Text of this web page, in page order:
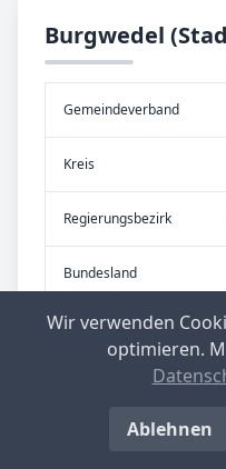
Burgwedel
Gemeinde­verband
Kreis
Re­gier­ungs­bezirk
Bundes­land
Eigen­schaft
Wir verwenden
optimieren.
Ablehnen